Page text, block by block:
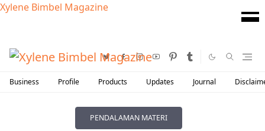
Xylene Bimbel Magazine
Business Profile Products Updates Journal
PENDALAMAN MATERI